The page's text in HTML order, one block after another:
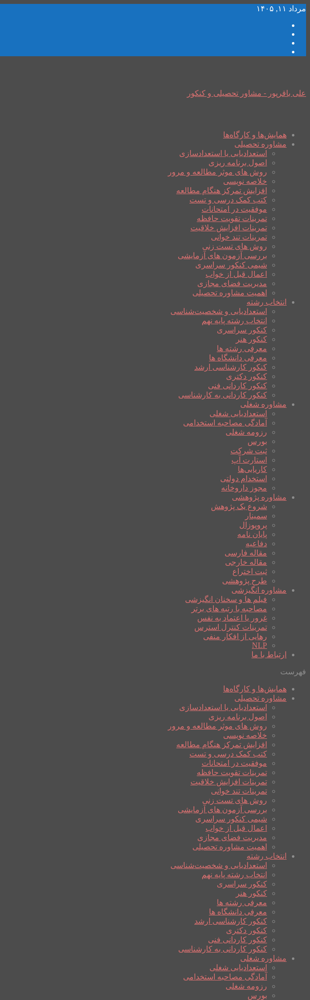
مرداد ۱۱, ۱۴۰۵
علی باقرپور - مشاور تحصیلی و کنکور
همایش‌ها و کارگاه‌ها
مشاوره تحصیلی
استعدادیابی یا استعدادسازی
اصول برنامه ریزی
روش های موثر مطالعه و مرور
خلاصه نویسی
افزایش تمرکز هنگام مطالعه
کتب کمک درسی و تست
موفقیت در امتحانات
تمرینات تقویت حافظه
تمرینات افزایش خلاقیت
تمرینات تند خوانی
روش های تست زنی
بررسی آزمون های آزمایشی
شیمی کنکور سراسری
اعمال قبل از خواب
مدیریت فضای مجازی
اهمیت مشاوره تحصیلی
انتخاب رشته
استعدادیابی و شخصیت‌شناسی
انتخاب رشته پایه نهم
کنکور سراسری
کنکور هنر
معرفی رشته ها
معرفی دانشگاه ها
کنکور کارشناسی ارشد
کنکور دکتری
کنکور کاردانی فنی
کنکور کاردانی به کارشناسی
مشاوره شغلی
استعدادیابی شغلی
آمادگی مصاحبه استخدامی
رزومه شغلی
بورس
ثبت شرکت
استارت آپ
کاریابی‌ها
استخدام دولتی
مجوز داروخانه
مشاوره پژوهشی
شروع یک پژوهش
سمینار
پروپوزال
پایان نامه
دفاعیه
مقاله فارسی
مقاله خارجی
ثبت اختراع
طرح پژوهشی
مشاوره انگیزشی
فیلم ها و سخنان انگیزشی
مصاحبه با رتبه های برتر
غرور یا اعتماد به نفس
تمرینات کنترل استرس
رهایی از افکار منفی
NLP
ارتباط با ما
فهرست
همایش‌ها و کارگاه‌ها
مشاوره تحصیلی
استعدادیابی یا استعدادسازی
اصول برنامه ریزی
روش های موثر مطالعه و مرور
خلاصه نویسی
افزایش تمرکز هنگام مطالعه
کتب کمک درسی و تست
موفقیت در امتحانات
تمرینات تقویت حافظه
تمرینات افزایش خلاقیت
تمرینات تند خوانی
روش های تست زنی
بررسی آزمون های آزمایشی
شیمی کنکور سراسری
اعمال قبل از خواب
مدیریت فضای مجازی
اهمیت مشاوره تحصیلی
انتخاب رشته
استعدادیابی و شخصیت‌شناسی
انتخاب رشته پایه نهم
کنکور سراسری
کنکور هنر
معرفی رشته ها
معرفی دانشگاه ها
کنکور کارشناسی ارشد
کنکور دکتری
کنکور کاردانی فنی
کنکور کاردانی به کارشناسی
مشاوره شغلی
استعدادیابی شغلی
آمادگی مصاحبه استخدامی
رزومه شغلی
بورس